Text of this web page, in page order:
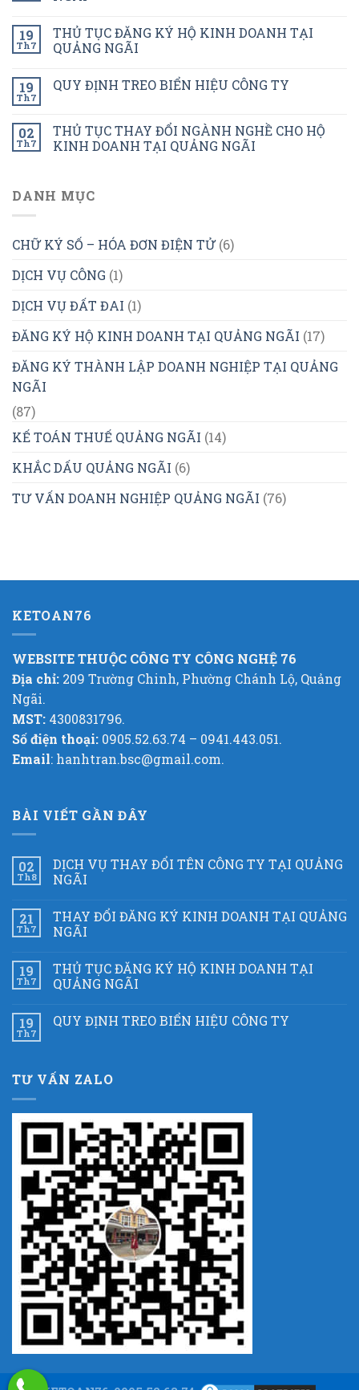
19
Th7
THỦ TỤC ĐĂNG KÝ HỘ KINH DOANH TẠI
QUẢNG NGÃI
19
Th7
QUY ĐỊNH TREO BIỂN HIỆU CÔNG TY
02
Th7
THỦ TỤC THAY ĐỔI NGÀNH NGHỀ CHO HỘ
KINH DOANH TẠI QUẢNG NGÃI
DANH MỤC
CHỮ KÝ SỐ – HÓA ĐƠN ĐIỆN TỬ(6)
DỊCH VỤ CÔNG (1)
DỊCH VỤ ĐẤT ĐAI (1)
ĐĂNG KÝ HỘ KINH DOANH TẠI QUẢNG NGÃI (17)
ĐĂNG KÝ THÀNH LẬP DOANH NGHIỆP TẠI QUẢNG
NGÃI
(87)
KẾ TOÁN THUẾ QUẢNG NGÃI (14)
KHẮC DẤU QUẢNG NGÃI (6)
TƯ VẤN DOANH NGHIỆP QUẢNG NGÃI (76)
KETOAN76
WEBSITE THUỘC CÔNG TY CÔNG NGHỆ 76
Địa chỉ: 209 Trường Chinh, Phường Chánh Lộ, Quảng
Ngãi.
MST: 4300831796.
Số điện thoại: 0905.52.63.74 – 0941.443.051.
Email: hanhtran.bsc@gmail.com.
BÀI VIẾT GẦN ĐÂY
02
Th8
DỊCH VỤ THAY ĐỔI TÊN CÔNG TY TẠI QUẢNG
NGÃI
21
Th7
THAY ĐỔI ĐĂNG KÝ KINH DOANH TẠI QUẢNG
NGÃI
19
Th7
THỦ TỤC ĐĂNG KÝ HỘ KINH DOANH TẠI
QUẢNG NGÃI
19
Th7
QUY ĐỊNH TREO BIỂN HIỆU CÔNG TY
TƯ VẤN ZALO